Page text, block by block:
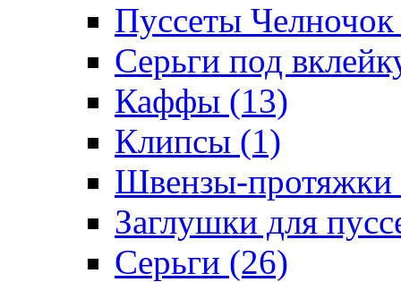
Пуссеты
Серьги под
Каффы (13)
Клипсы (1)
Швензы-протяжки
Заглушки для
Серьги (26)